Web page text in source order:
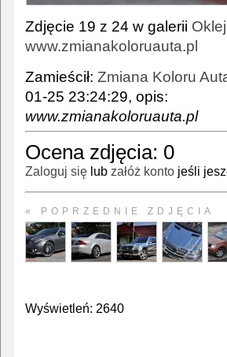
Zdjęcie 19 z 24 w galerii
www.zmianakoloruauta.pl
Zamieścił: Zmiana Koloru
01-25 23:24:29, opis:
www.zmianakoloruauta.pl
Ocena zdjęcia: 0
Zaloguj się lub załóż konto jeśli
« POPRZEDNIE ZDJĘCIA
Wyświetleń: 2640